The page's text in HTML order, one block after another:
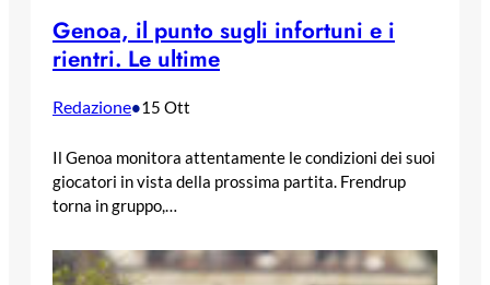
Genoa, il punto sugli infortuni e i
rientri. Le ultime
Redazione•15 Ott
Il Genoa monitora attentamente le condizioni dei suoi
giocatori in vista della prossima partita. Frendrup
torna in gruppo,…